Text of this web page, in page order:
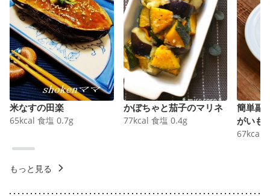
米なすの田楽
65kcal 食塩 0.7g
かぼちゃと茄子のマリネ
77kcal 食塩 0.4g
簡単副
がいも
67kcal
もっと見る